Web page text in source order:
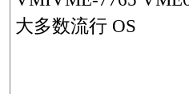
大多数流行 OS